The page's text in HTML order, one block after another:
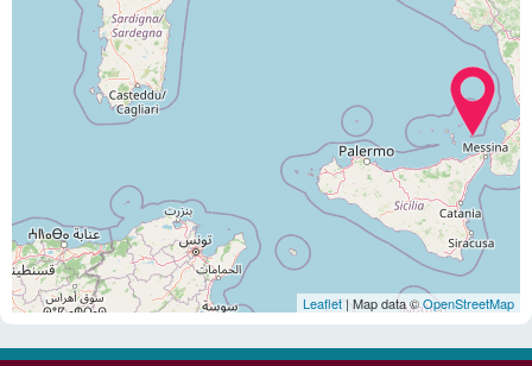
Leaflet | Map data ©OpenStreetMap